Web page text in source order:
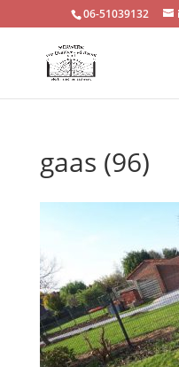
06-51039132
gaas (96)